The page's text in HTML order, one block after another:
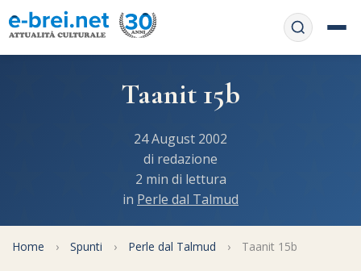
Contattaci
APP web
Informativa Privacy
Libri di preghiera
Regole di Halachà
Servizi on-
Orari di Shabbat
Taanit 15b
24 August 2002
di redazione
2 min di lettura
in Perle dal Talmud
Home › Spunti › Perle dal Talmud › Taanit 15b